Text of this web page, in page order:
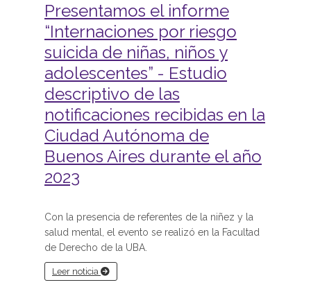
Presentamos el informe
“Internaciones por riesgo
suicida de niñas, niños y
adolescentes” - Estudio
descriptivo de las
notificaciones recibidas en la
Ciudad Autónoma de
Buenos Aires durante el año
2023
Con la presencia de referentes de la niñez y la
salud mental, el evento se realizó en la Facultad
de Derecho de la UBA.
Leer noticia